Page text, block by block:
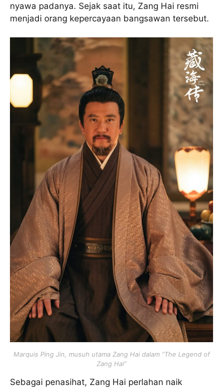
nyawa padanya. Sejak saat itu, Zang Hai resmi
menjadi orang kepercayaan bangsawan tersebut.
Marquis Ping Jin, musuh utama Zang Hai dalam “The Legend of
Zang Hai”
Sebagai penasihat, Zang Hai perlahan naik